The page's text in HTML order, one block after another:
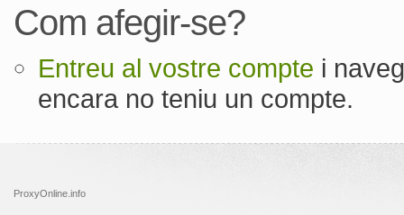
Com afegir-se?
Entreu al vostre compte i
encara no teniu un compte.
ProxyOnline.info